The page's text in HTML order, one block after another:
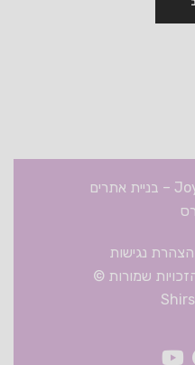
– בניית אתרים
הצהרת נגישות
שמורות ©